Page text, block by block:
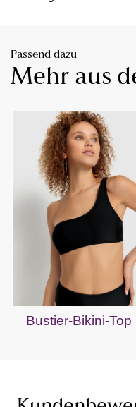
Passend dazu
Mehr aus
Bustier-Bikini-Top